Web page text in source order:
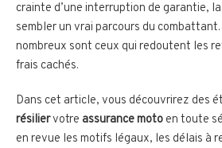
crainte d’une interruption de garantie,
sembler un vrai parcours du combattant.
nombreux sont ceux qui redoutent les
frais cachés.
Dans cet article, vous découvrirez des
résiliervotre assurance moto en toute
en revue les motifs légaux, les délais à